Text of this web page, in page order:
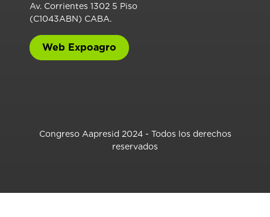
Av. Corrientes 1302 5 Piso
(C1043ABN) CABA.
Web Expoagro
Congreso Aapresid 2024 - Todos los derechos
reservados